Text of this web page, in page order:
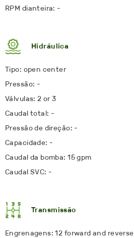
RPM dianteira: -
Hidráulica
Tipo: open center
Pressão: -
Válvulas: 2 or 3
Caudal total: -
Pressão de direção: -
Capacidade: -
Caudal da bomba: 15 gpm
Caudal SVC: -
Transmissão
Engrenagens: 12 forward and reverse